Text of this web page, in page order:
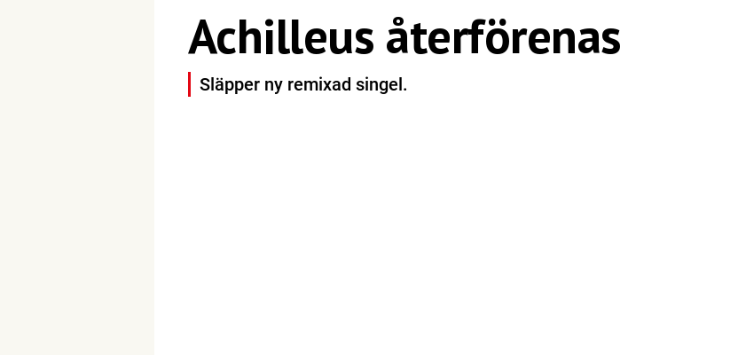
Achilleus återförenas
Släpper ny remixad singel.